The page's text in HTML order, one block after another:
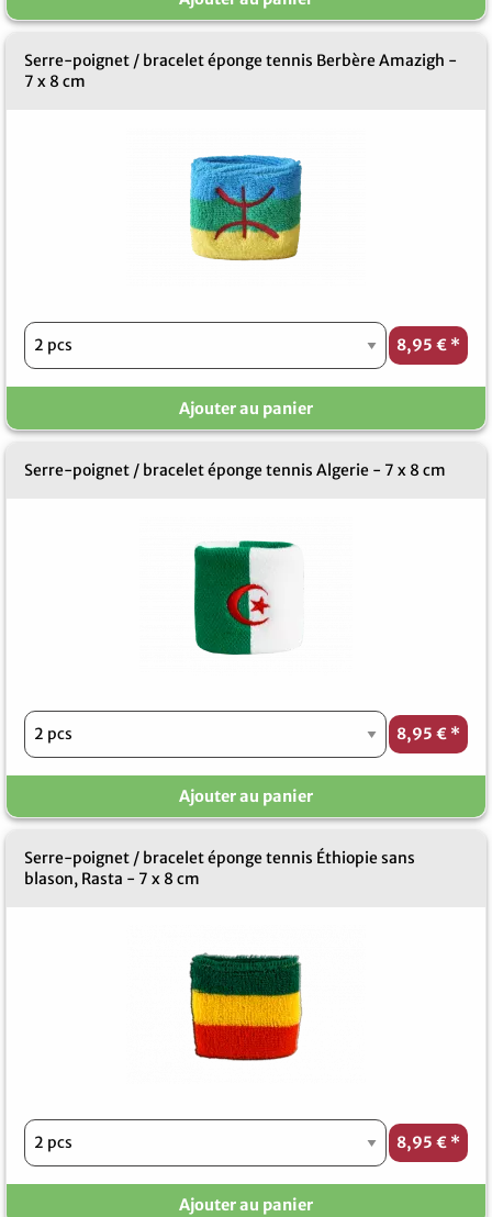
Serre-poignet / bracelet éponge tennis Berbère Amazigh -
7 x 8 cm
8,95 € *
Ajouter au panier
Serre-poignet / bracelet éponge tennis Algerie - 7 x 8 cm
8,95 € *
Ajouter au panier
Serre-poignet / bracelet éponge tennis Éthiopie sans
blason, Rasta - 7 x 8 cm
8,95 € *
Ajouter au panier